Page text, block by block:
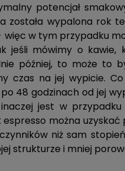
potencjał
została wypalona rok
w tym przypadku
jeśli mówimy o
później, to może to
czas na jej wypicie.
48 godzinach od jej
jest w
można
niż sam
strukturze i mniej